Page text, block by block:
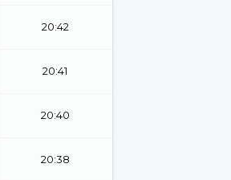
20:42
20:41
20:40
20:38